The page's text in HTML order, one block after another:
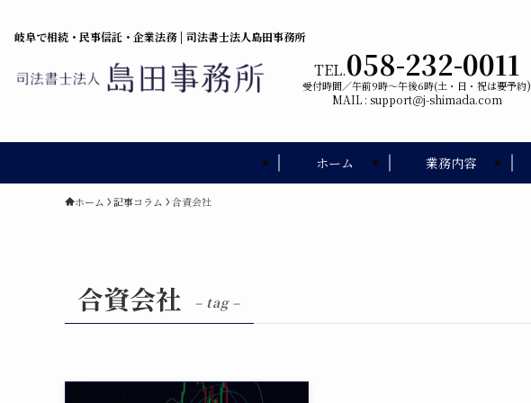
ホーム 業務内容
岐阜で相続・民事信託・企業法務 | 司法書士法人島田事務所
TEL.058-232-0011
受付時間／午前9時〜午後6時(土・日・祝は要予約)
MAIL : support＠j-shimada.com
ホーム 記事コラム 合資会社
合資会社 – tag –